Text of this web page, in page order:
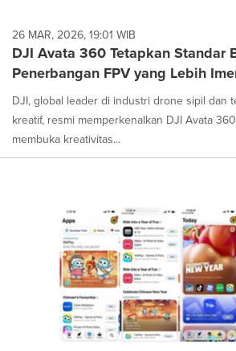
26 MAR, 2026, 19:01 WIB
DJI Avata 360 Tetapkan Standar
Penerbangan FPV yang Lebih
DJI, global leader di industri drone sipil dan
kreatif, resmi memperkenalkan DJI Avata
membuka kreativitas...